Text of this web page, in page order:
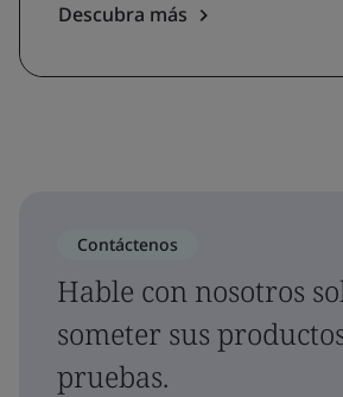
Descubra más
Contáctenos
Hable con nosotros
someter sus
pruebas.